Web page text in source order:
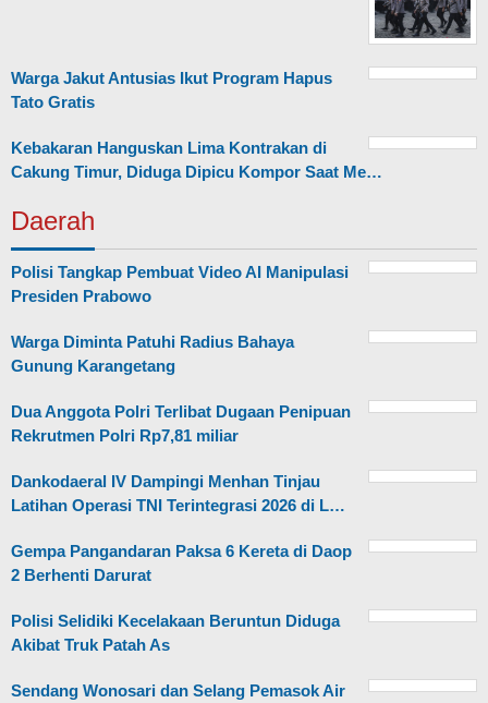
Warga Jakut Antusias Ikut Program Hapus
Tato Gratis
Kebakaran Hanguskan Lima Kontrakan di
Cakung Timur, Diduga Dipicu Kompor Saat Me…
Daerah
Polisi Tangkap Pembuat Video AI Manipulasi
Presiden Prabowo
Warga Diminta Patuhi Radius Bahaya
Gunung Karangetang
Dua Anggota Polri Terlibat Dugaan Penipuan
Rekrutmen Polri Rp7,81 miliar
Dankodaeral IV Dampingi Menhan Tinjau
Latihan Operasi TNI Terintegrasi 2026 di L…
Gempa Pangandaran Paksa 6 Kereta di Daop
2 Berhenti Darurat
Polisi Selidiki Kecelakaan Beruntun Diduga
Akibat Truk Patah As
Sendang Wonosari dan Selang Pemasok Air